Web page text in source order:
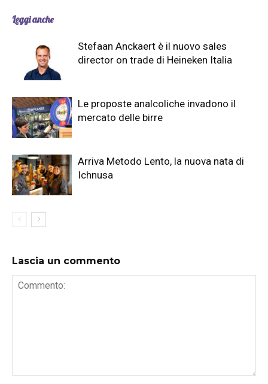
Leggi anche
Stefaan Anckaert è il nuovo sales
director on trade di Heineken Italia
Le proposte analcoliche invadono il
mercato delle birre
Arriva Metodo Lento, la nuova nata di
Ichnusa
Lascia un commento